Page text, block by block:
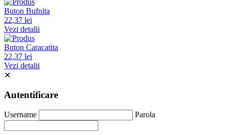
Buton Bufnita
22,37 lei
Vezi detalii
Buton Caracatita
22,37 lei
Vezi detalii
✕
Autentificare
Username Parola